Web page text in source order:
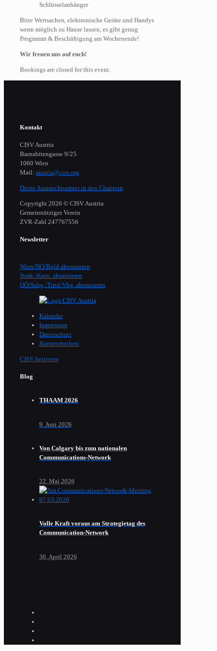
Schlüsselanhänger
Bitte Wertsachen, elektronische Geräte und Handys
wenn möglich zu Hause lassen, es gibt genug
Programm & Beschäftigung am Wochenende!
Wir freuen uns auf euch!
Bookings are closed for this event.
Kontakt
CISV Austria
Barnabitengasse 9/25
1060 Wien
Mail: austria@cisv.org
Deine Ansprechpartner in den Chaptern
Copyright 2026 © CISV Austria
Gemeinnütziger Verein
​ZVR-Zahl 247767556
Newsletter
Wien/NÖ/Bgld abonnieren
Stmk./Kntn. abonnieren
OÖ/Szbg./Tirol/Vbg. abonnieren
Kalender
Impressum
Datenschutz
Barrierefreiheit
CISV beitreten
Blog
THAAM 2026
9. Juni 2026
Von Calgary bis zum nationalen
Communications-Network
22. Mai 2026
Volle Kraft voraus am Strategietag des
Communication-Network
30. April 2026